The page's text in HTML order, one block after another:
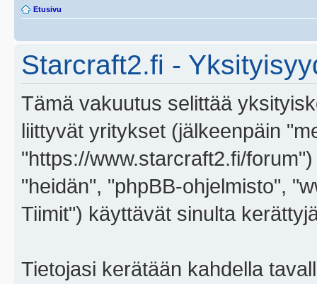
Etusivu
Starcraft2.fi -
Tämä vakuutus selittää
liittyvät yritykset (jälkeenpäin
"https://www.starcraft2.fi/
"heidän", "phpBB-ohjelmisto",
Tiimit") käyttävät sinulta
Tietojasi kerätään kahdella